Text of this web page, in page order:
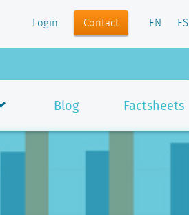
Login Contact EN ES
Blog Factsheets